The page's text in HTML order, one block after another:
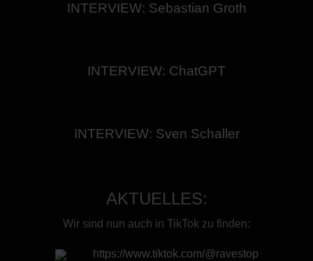
INTERVIEW: Sebastian Groth
INTERVIEW: ChatGPT
INTERVIEW: Sven Schaller
AKTUELLES:
Wir sind nun auch in TikTok zu finden:
https://www.tiktok.com/@ravestop